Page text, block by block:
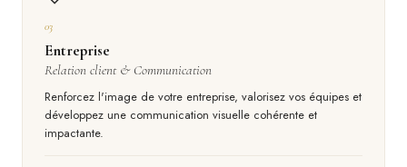
03
Entreprise
Relation client & Communication
Renforcez l'image de votre entreprise, valorisez vos équipes et
développez une communication visuelle cohérente et
impactante.